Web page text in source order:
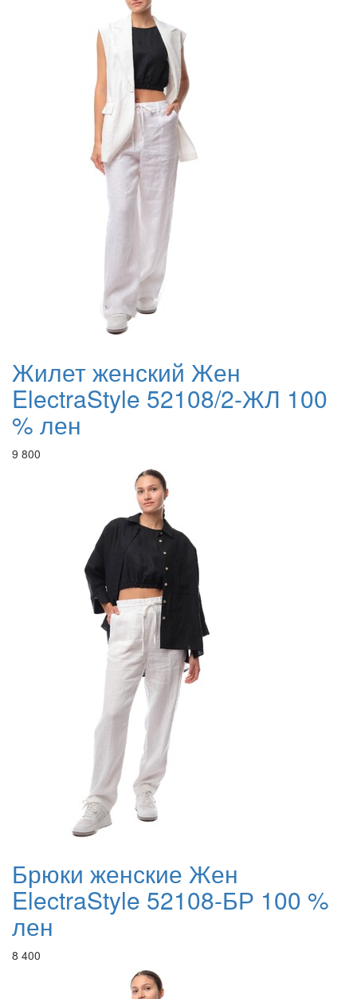
Жилет женский Жен
ElectraStyle 52108/2-ЖЛ 100
% лен
9 800
Брюки женские Жен
ElectraStyle 52108-БР 100 %
лен
8 400